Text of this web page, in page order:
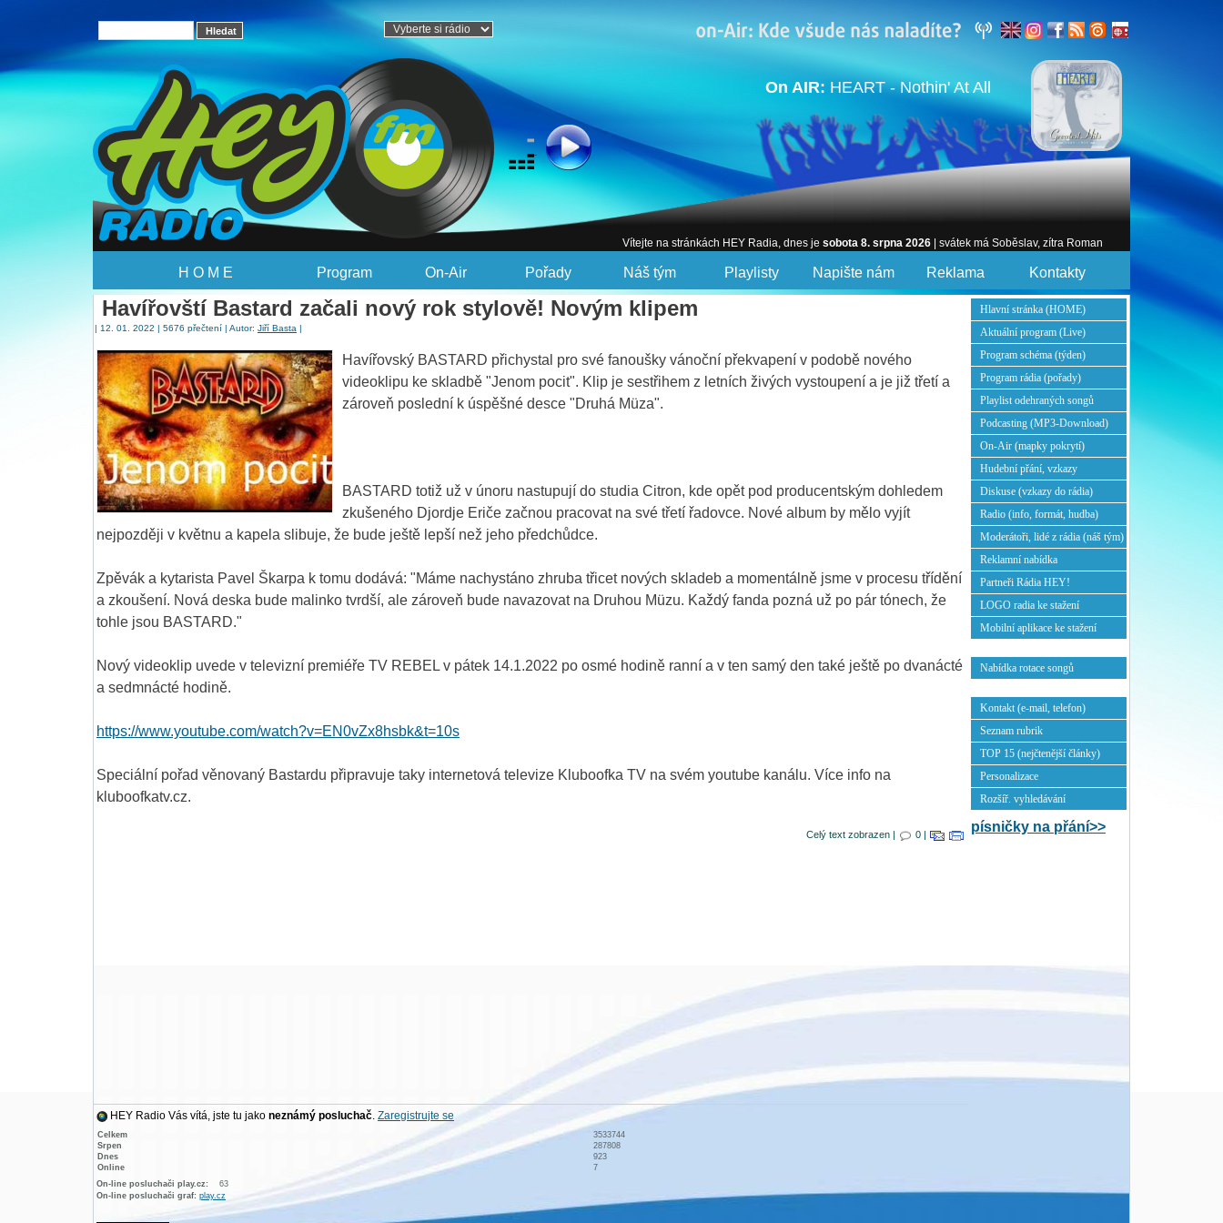
On AIR: HEART - Nothin' At All
Vítejte na stránkách HEY Radia, dnes je sobota 8. srpna 2026 | svátek má Soběslav, zítra Roman
H O M E Program On-Air Pořady Náš tým Playlisty Napište nám Reklama Kontakty
Havířovští Bastard začali nový rok stylově! Novým klipem
| 12. 01. 2022 | 5676 přečtení | Autor: Jiří Basta |
Havířovský BASTARD přichystal pro své fanoušky vánoční překvapení v podobě nového
videoklipu ke skladbě "Jenom pocit". Klip je sestřihem z letních živých vystoupení a je již třetí a
zároveň poslední k úspěšné desce "Druhá Müza".
BASTARD totiž už v únoru nastupují do studia Citron, kde opět pod producentským dohledem
zkušeného Djordje Eriče začnou pracovat na své třetí řadovce. Nové album by mělo vyjít
nejpozději v květnu a kapela slibuje, že bude ještě lepší než jeho předchůdce.
Zpěvák a kytarista Pavel Škarpa k tomu dodává: "Máme nachystáno zhruba třicet nových skladeb a momentálně jsme v procesu třídění
a zkoušení. Nová deska bude malinko tvrdší, ale zároveň bude navazovat na Druhou Müzu. Každý fanda pozná už po pár tónech, že
tohle jsou BASTARD."
Nový videoklip uvede v televizní premiéře TV REBEL v pátek 14.1.2022 po osmé hodině ranní a v ten samý den také ještě po dvanácté
a sedmnácté hodině.
https://www.youtube.com/watch?v=EN0vZx8hsbk&t=10s
Speciální pořad věnovaný Bastardu připravuje taky internetová televize Kluboofka TV na svém youtube kanálu. Více info na
kluboofkatv.cz.
Celý text zobrazen | 0 |
HEY Radio Vás vítá, jste tu jako neznámý posluchač. Zaregistrujte se
Celkem
3533744
Srpen
287808
Dnes
923
Online
7
On-line posluchači play.cz:
63
On-line posluchači graf: play.cz
Hlavní stránka (HOME)
Aktuální program (Live)
Program schéma (týden)
Program rádia (pořady)
Playlist odehraných songů
Podcasting (MP3-Download)
On-Air (mapky pokrytí)
Hudební přání, vzkazy
Diskuse (vzkazy do rádia)
Radio (info, formát, hudba)
Moderátoři, lidé z rádia (náš tým)
Reklamní nabídka
Partneři Rádia HEY!
LOGO radia ke stažení
Mobilní aplikace ke stažení
Nabídka rotace songů
Kontakt (e-mail, telefon)
Seznam rubrik
TOP 15 (nejčtenější články)
Personalizace
Rozšíř. vyhledávání
písničky na přání>>